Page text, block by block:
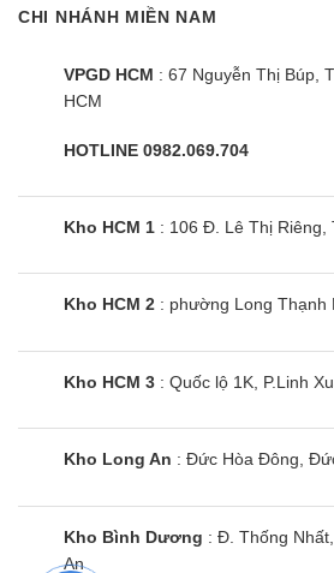
CHI NHÁNH MIỀN NAM
VPGD HCM : 67 Nguyễn Thị Búp,
HCM
HOTLINE 0982.069.704
Kho HCM 1 : 106 Đ. Lê Thị Riêng,
Kho HCM 2 : phường Long Thạnh
Kho HCM 3 : Quốc lộ 1K, P.Linh
Kho Long An : Đức Hòa Đông,
Kho Bình Dương : Đ. Thống
An